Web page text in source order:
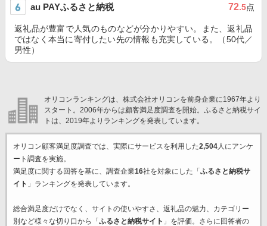
au PAYふるさと納税 72.5点
返礼品が豊富で人気のものなどが分かりやすい。また、返礼品
ではなく本当に寄付したい先の情報も充実している。（50代／
男性）
オリコンランキングは、株式会社オリコンを前身企業に1967年より
スタート。2006年からは顧客満足度調査を開始。ふるさと納税サイ
トは、2019年よりランキングを発表しています。
オリコン顧客満足度調査では、実際にサービスを利用した2,504人にアンケ
ート調査を実施。
満足度に関する回答を基に、調査企業16社を対象にした「 ふるさと納税サ
イト 」ランキングを発表しています。
総合満足度だけでなく、サイトの使いやすさ、返礼品の魅力、カテゴリー
別など様々な切り口から「 ふるさと納税サイト 」を評価。さらに回答者の